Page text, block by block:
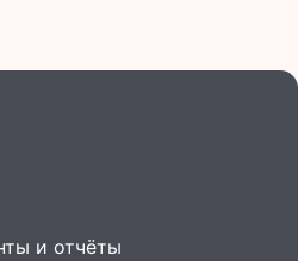
и отчёты